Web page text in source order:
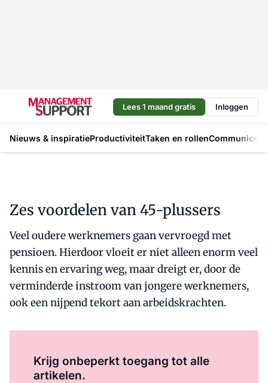
Lees 1 maand gratis Inloggen
Nieuws & inspiratieProductiviteitTaken en rollen
Zes voordelen van 45-plussers
Veel oudere werknemers gaan vervroegd met
pensioen. Hierdoor vloeit er niet alleen enorm veel
kennis en ervaring weg, maar dreigt er, door de
verminderde instroom van jongere werknemers,
ook een nijpend tekort aan arbeidskrachten.
Krijg onbeperkt toegang tot alle
artikelen.